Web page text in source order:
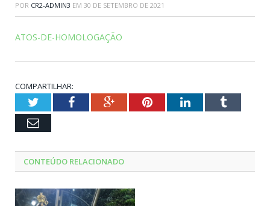
POR CR2-ADMIN3 EM 30 DE SETEMBRO DE 2021
ATOS-DE-HOMOLOGAÇÃO
COMPARTILHAR:
TwitterFacebookGoogle+PinterestLinkedInTumblr
Email
CONTEÚDO RELACIONADO